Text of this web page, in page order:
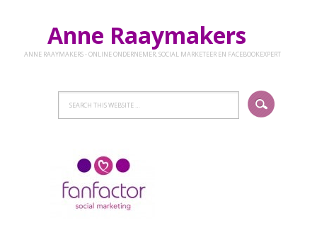
Anne Raaymakers
ANNE RAAYMAKERS - ONLINE ONDERNEMER, SOCIAL MARKETEER EN FACEBOOKEXPERT